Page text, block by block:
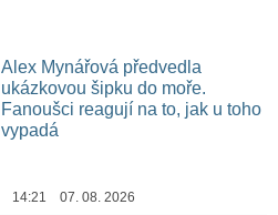
Alex Mynářová předvedla
ukázkovou šipku do moře.
Fanoušci reagují na to, jak u toho
vypadá
14:21 07. 08. 2026